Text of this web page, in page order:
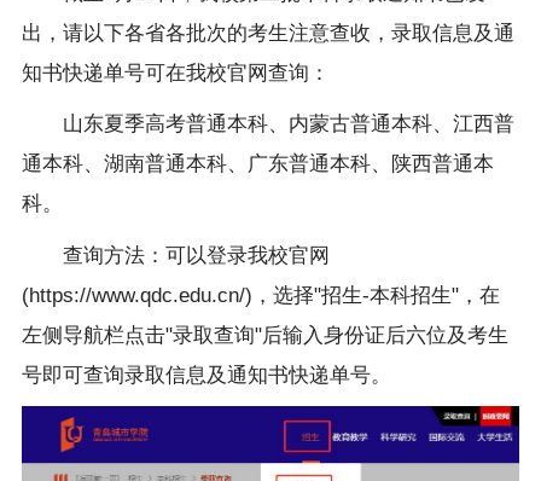
出，请以下各省各批次的考生注意查收，录取信息及通
知书快递单号可在我校官网查询：
山东夏季高考普通本科、内蒙古普通本科、江西普
通本科、湖南普通本科、广东普通本科、陕西普通本
科。
查询方法：可以登录我校官网
(https://www.qdc.edu.cn/)，选择"招生-本科招生"，在
左侧导航栏点击"录取查询"后输入身份证后六位及考生
号即可查询录取信息及通知书快递单号。